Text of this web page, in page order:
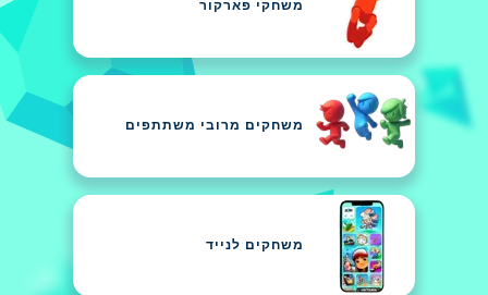
משחקי פארקור
משחקים מרובי משתתפים
משחקים לנייד